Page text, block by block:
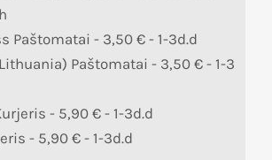
Paštomatai - 3,50 € - 1-3d.d
Paštomatai - 3,50 € - 1-3
- 5,90 € - 1-3d.d
- 5,90 € - 1-3d.d